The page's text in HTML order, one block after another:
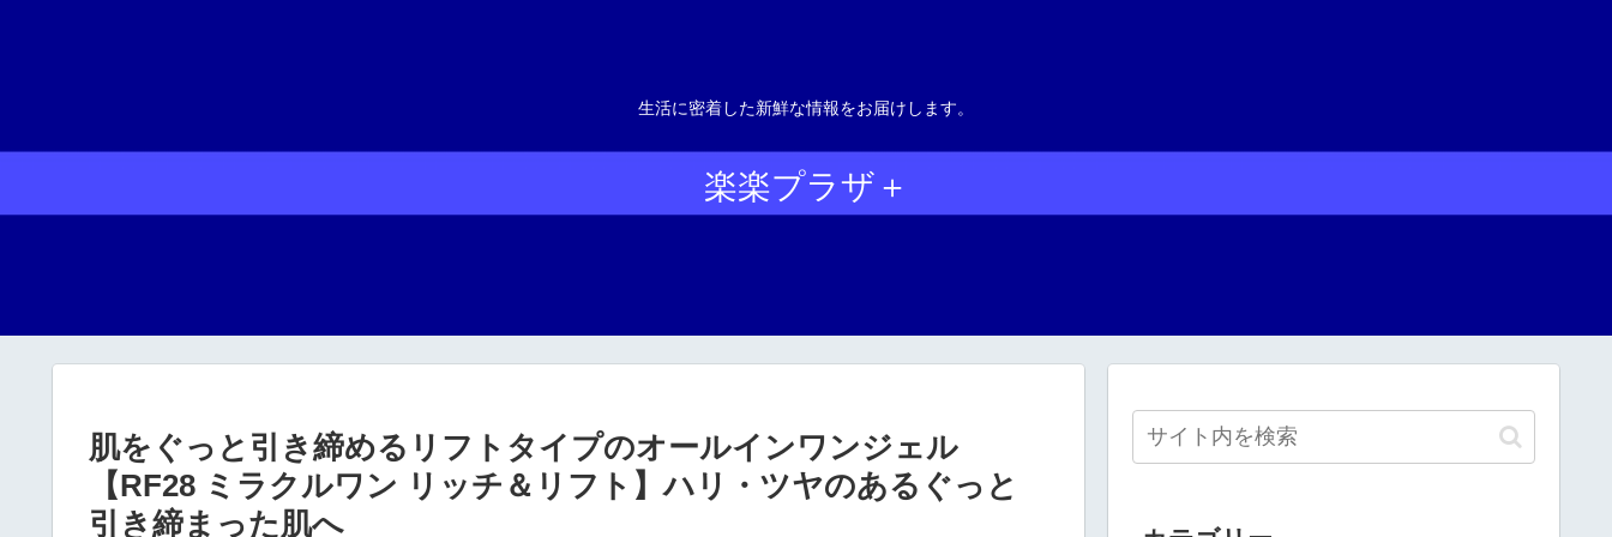
生活に密着した新鮮な情報をお届けします。
楽楽プラザ＋
肌をぐっと引き締めるリフトタイプのオールインワンジェル
【RF28 ミラクルワン リッチ＆リフト】ハリ・ツヤのあるぐっと
引き締まった肌へ